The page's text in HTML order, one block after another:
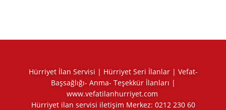
Hürriyet İlan Servisi | Hürriyet Seri İlanlar | Vefat-
Başsağlığı- Anma- Teşekkür İlanları |
www.vefatilanhurriyet.com
Hürriyet ilan servisi iletişim Merkez: 0212 230 60